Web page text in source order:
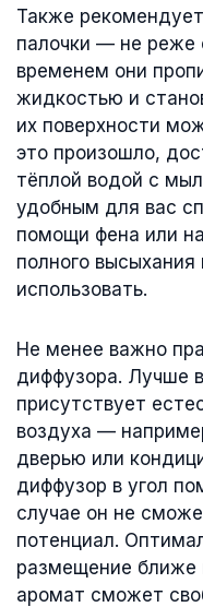
Также
палочки — не реже
временем они
жидкостью и
их поверхности
это произошло,
тёплой водой с
удобным для вас
помощи фена или
полного
использовать.
Не менее важно
диффузора. Лучше
присутствует
воздуха —
дверью или
диффузор в угол
случае он не
потенциал.
размещение ближе
аромат сможет